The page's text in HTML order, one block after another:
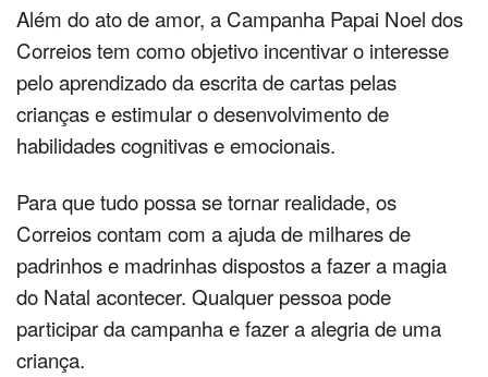
Além do ato de amor, a Campanha Papai Noel dos
Correios tem como objetivo incentivar o interesse
pelo aprendizado da escrita de cartas pelas
crianças e estimular o desenvolvimento de
habilidades cognitivas e emocionais.
Para que tudo possa se tornar realidade, os
Correios contam com a ajuda de milhares de
padrinhos e madrinhas dispostos a fazer a magia
do Natal acontecer. Qualquer pessoa pode
participar da campanha e fazer a alegria de uma
criança.